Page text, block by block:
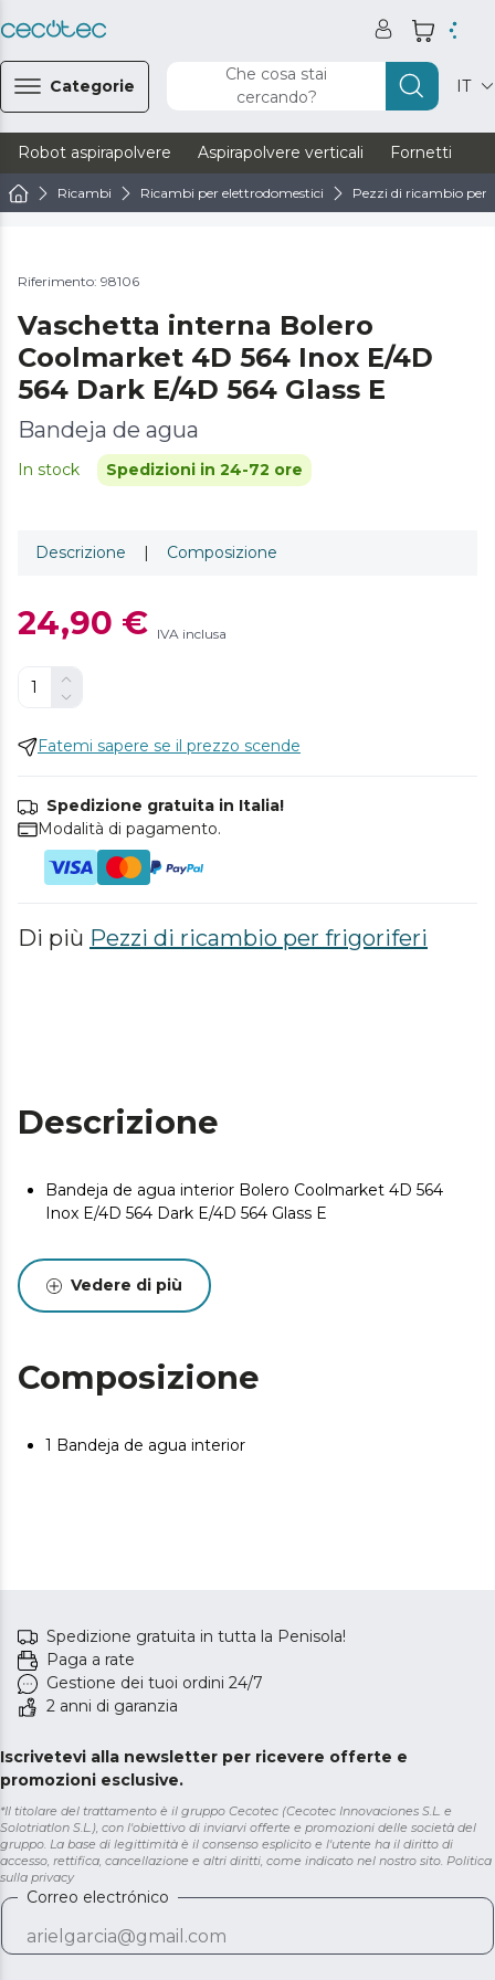
Categorie
Che cosa stai
cercando?
IT
Robot aspirapolvere Aspirapolvere verticali Fornetti
Ricambi Ricambi per elettrodomestici Pezzi di ricambio per
Riferimento: 98106
Vaschetta interna Bolero
Coolmarket 4D 564 Inox E/4D
564 Dark E/4D 564 Glass E
Bandeja de agua
In stock Spedizioni in 24-72 ore
Descrizione | Composizione
24,90 € IVA inclusa
Fatemi sapere se il prezzo scende
Spedizione gratuita in Italia!
Modalità di pagamento.
Di più Pezzi di ricambio per frigoriferi
Descrizione
Bandeja de agua interior Bolero Coolmarket 4D 564
Inox E/4D 564 Dark E/4D 564 Glass E
Vedere di più
Composizione
1 Bandeja de agua interior
Spedizione gratuita in tutta la Penisola!
Paga a rate
Gestione dei tuoi ordini 24/7
2 anni di garanzia
Iscrivetevi alla newsletter per ricevere offerte e
promozioni esclusive.
*Il titolare del trattamento è il gruppo Cecotec (Cecotec Innovaciones S.L. e
Solotriatlon S.L.), con l'obiettivo di inviarvi offerte e promozioni delle società del
gruppo. La base di legittimità è il consenso esplicito e l'utente ha il diritto di
accesso, rettifica, cancellazione e altri diritti, come indicato nel nostro sito. Politica
sulla privacy
Correo electrónico